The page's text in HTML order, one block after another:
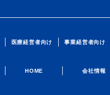
医療経営者向け 事業経営者向け
HOME 会社情報